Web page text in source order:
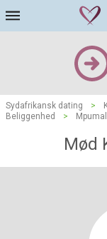
Sydafrikansk dating >
Beliggenhed
>
Mød